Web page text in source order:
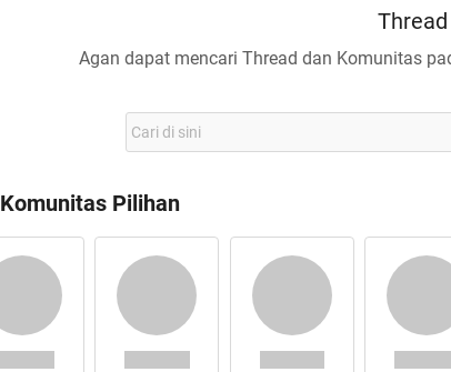
Agan dapat mencari Thread dan Komunitas
Komunitas Pilihan